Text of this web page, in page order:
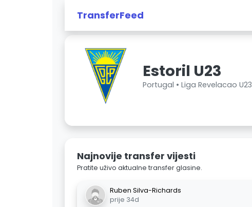
TransferFeed
Estoril U23
Portugal • Liga Revelacao U23
Najnovije transfer vijesti
Pratite uživo aktualne transfer glasine.
Ruben Silva-Richards
prije 34d